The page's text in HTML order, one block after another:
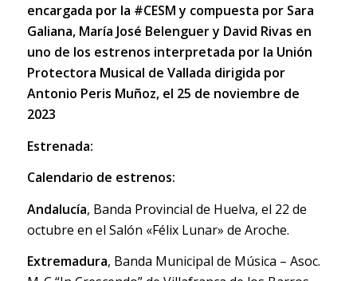
encargada por la #CESMy compuesta por Sara
Galiana, María José Belenguer y David Rivas en
uno de los estrenos interpretada por la Unión
Protectora Musical de Vallada dirigida por
Antonio Peris Muñoz, el 25 de noviembre de
2023
Estrenada:
Calendario de estrenos:
Andalucía, Banda Provincial de Huelva, el 22 de
octubre en el Salón «Félix Lunar» de Aroche.
Extremadura, Banda Municipal de Música – Asoc.